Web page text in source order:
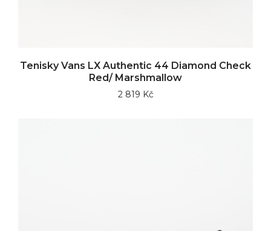
Tenisky Vans LX Authentic 44 Diamond Check
Red/ Marshmallow
2 819 Kč